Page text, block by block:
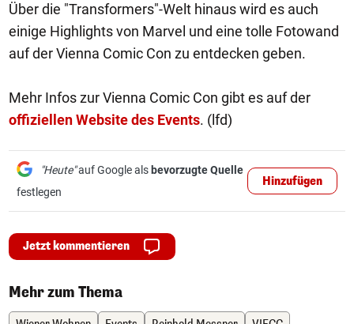
Über die "Transformers"-Welt hinaus wird es auch
einige Highlights von Marvel und eine tolle Fotowand
auf der Vienna Comic Con zu entdecken geben.
Mehr Infos zur Vienna Comic Con gibt es auf der
offiziellen Website des Events. (lfd)
"Heute"auf Google als bevorzugte Quelle
festlegen
Hinzufügen
Jetzt kommentieren
Mehr zum Thema